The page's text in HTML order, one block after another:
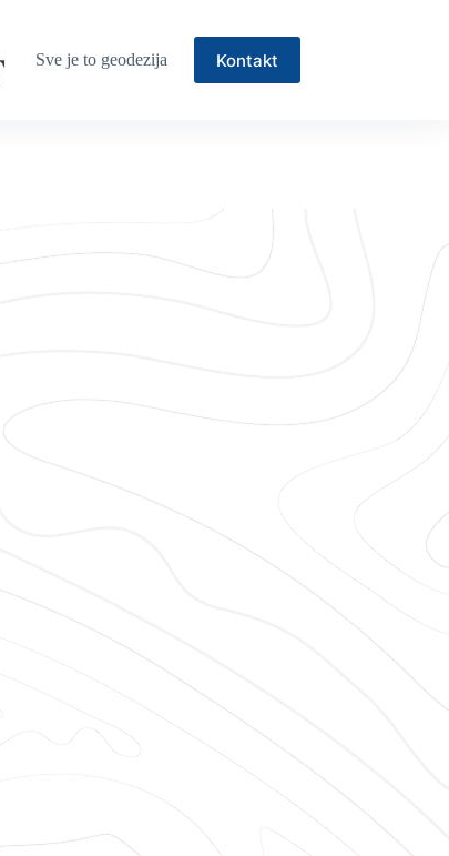
Sve je to geodezija Kontakt